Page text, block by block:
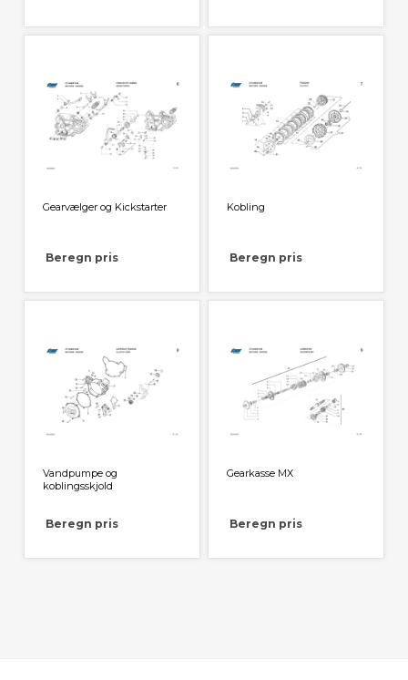
Gearvælger og Kickstarter
Beregn pris
Kobling
Beregn pris
Vandpumpe og
koblingsskjold
Beregn pris
Gearkasse MX
Beregn pris